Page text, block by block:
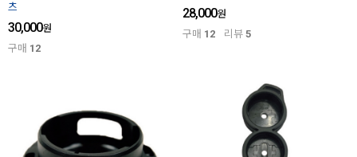
츠
30,000원
구매 12
28,000원
구매 12 리뷰 5